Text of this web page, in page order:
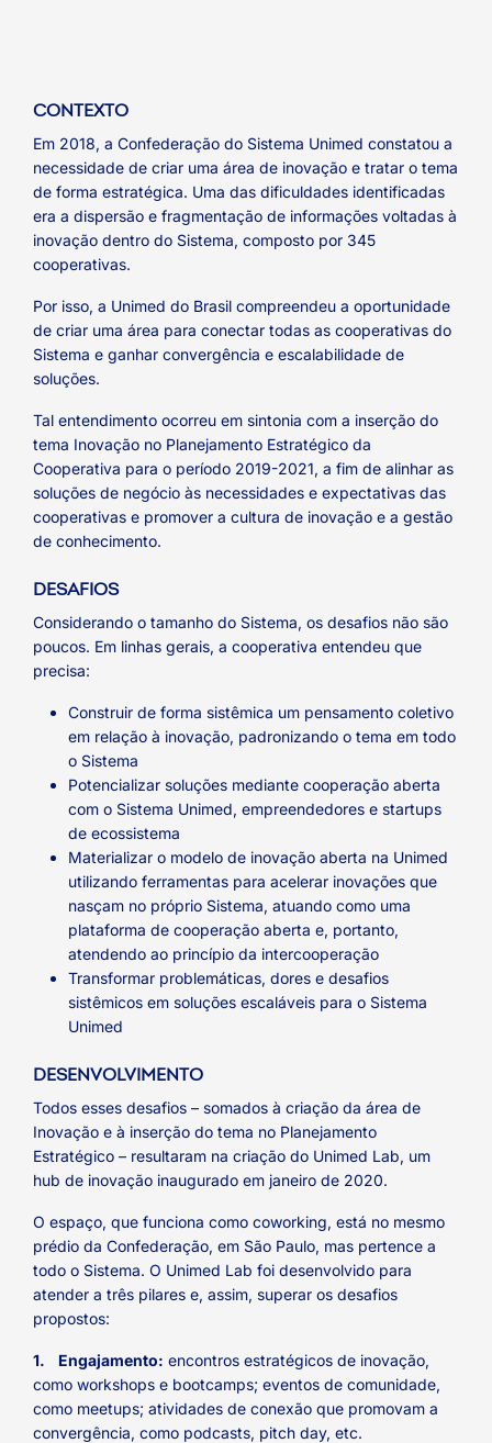
CONTEXTO
Em 2018, a Confederação do Sistema Unimed constatou a
necessidade de criar uma área de inovação e tratar o tema
de forma estratégica. Uma das dificuldades identificadas
era a dispersão e fragmentação de informações voltadas à
inovação dentro do Sistema, composto por 345
cooperativas.
Por isso, a Unimed do Brasil compreendeu a oportunidade
de criar uma área para conectar todas as cooperativas do
Sistema e ganhar convergência e escalabilidade de
soluções.
Tal entendimento ocorreu em sintonia com a inserção do
tema Inovação no Planejamento Estratégico da
Cooperativa para o período 2019-2021, a fim de alinhar as
soluções de negócio às necessidades e expectativas das
cooperativas e promover a cultura de inovação e a gestão
de conhecimento.
DESAFIOS
Considerando o tamanho do Sistema, os desafios não são
poucos. Em linhas gerais, a cooperativa entendeu que
precisa:
Construir de forma sistêmica um pensamento coletivo
em relação à inovação, padronizando o tema em todo
o Sistema
Potencializar soluções mediante cooperação aberta
com o Sistema Unimed, empreendedores e startups
de ecossistema
Materializar o modelo de inovação aberta na Unimed
utilizando ferramentas para acelerar inovações que
nasçam no próprio Sistema, atuando como uma
plataforma de cooperação aberta e, portanto,
atendendo ao princípio da intercooperação
Transformar problemáticas, dores e desafios
sistêmicos em soluções escaláveis para o Sistema
Unimed
DESENVOLVIMENTO
Todos esses desafios – somados à criação da área de
Inovação e à inserção do tema no Planejamento
Estratégico – resultaram na criação do Unimed Lab, um
hub de inovação inaugurado em janeiro de 2020.
O espaço, que funciona como coworking, está no mesmo
prédio da Confederação, em São Paulo, mas pertence a
todo o Sistema. O Unimed Lab foi desenvolvido para
atender a três pilares e, assim, superar os desafios
propostos:
1. Engajamento: encontros estratégicos de inovação,
como workshops e bootcamps; eventos de comunidade,
como meetups; atividades de conexão que promovam a
convergência, como podcasts, pitch day, etc.